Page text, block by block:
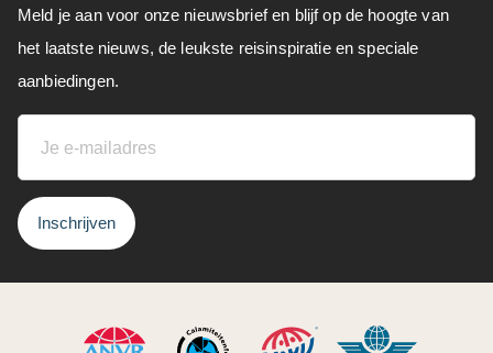
Meld je aan voor onze nieuwsbrief en blijf op de hoogte van
het laatste nieuws, de leukste reisinspiratie en speciale
aanbiedingen.
Inschrijven